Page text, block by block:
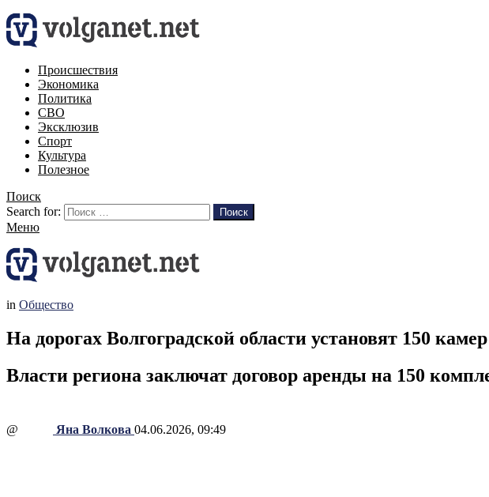
Происшествия
Экономика
Политика
СВО
Эксклюзив
Спорт
Культура
Полезное
Поиск
Search for:
Поиск
Меню
in Общество
На дорогах Волгоградской области установят 150
Власти региона заключат договор аренды на 150
@ Яна Волкова 04.06.2026, 09:49